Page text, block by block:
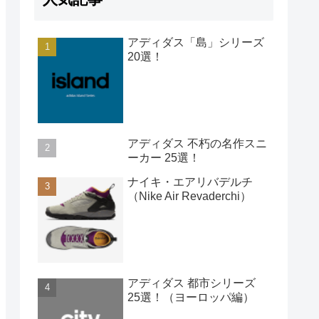
アディダス「島」シリーズ
20選！
アディダス 不朽の名作スニ
ーカー 25選！
ナイキ・エアリバデルチ
（Nike Air Revaderchi）
アディダス 都市シリーズ
25選！（ヨーロッパ編）